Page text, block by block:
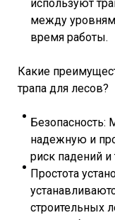
используют
между
время работы.
Какие
трапа для лесов?
Безопасность:
надежную и
риск падений и
Простота
строительных